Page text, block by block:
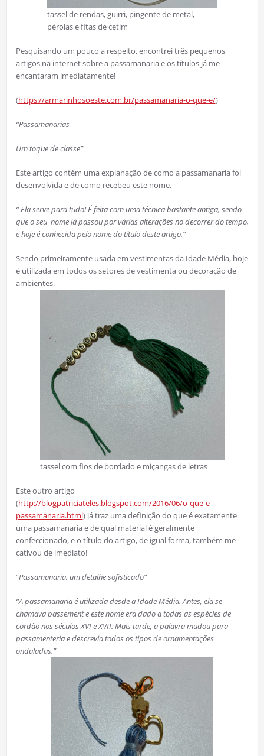
tassel de rendas, guirri, pingente de metal,
pérolas e fitas de cetim
Pesquisando um pouco a respeito, encontrei três pequenos
artigos na internet sobre a passamanaria e os títulos já me
encantaram imediatamente!
(https://armarinhosoeste.com.br/passamanaria-o-que-e/)
“Passamanarias
Um toque de classe”
Este artigo contém uma explanação de como a passamanaria foi
desenvolvida e de como recebeu este nome.
“ Ela serve para tudo! É feita com uma técnica bastante antiga, sendo
que o seu nome já passou por várias alterações no decorrer do tempo,
e hoje é conhecida pelo nome do título deste artigo.”
Sendo primeiramente usada em vestimentas da Idade Média, hoje
é utilizada em todos os setores de vestimenta ou decoração de
ambientes.
tassel com fios de bordado e miçangas de letras
Este outro artigo
(http://blogpatriciateles.blogspot.com/2016/06/o-que-e-
passamanaria.html) já traz uma definição do que é exatamente
uma passamanaria e de qual material é geralmente
confeccionado, e o título do artigo, de igual forma, também me
cativou de imediato!
“Passamanaria, um detalhe sofisticado”
“A passamanaria é utilizada desde a Idade Média. Antes, ela se
chamava passement e este nome era dado a todas as espécies de
cordão nos séculos XVI e XVII. Mais tarde, a palavra mudou para
passamenteria e descrevia todos os tipos de ornamentações
onduladas.”